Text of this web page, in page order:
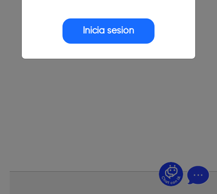
Inicia sesión